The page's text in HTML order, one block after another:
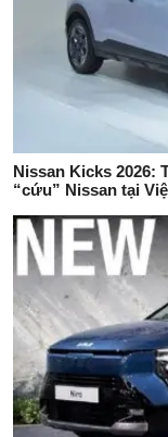
Nissan Kicks 2026:
“cứu” Nissan tại